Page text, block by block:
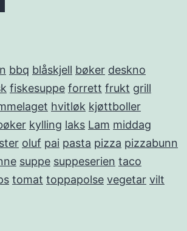
bbq blåskjell bøker deskno
fiskesuppe forrett frukt grill
hvitløk kjøttboller
kylling laks Lam middag
oluf pai pasta pizza pizzabunn
suppe suppeserien taco
tomat toppapolse vegetar vilt